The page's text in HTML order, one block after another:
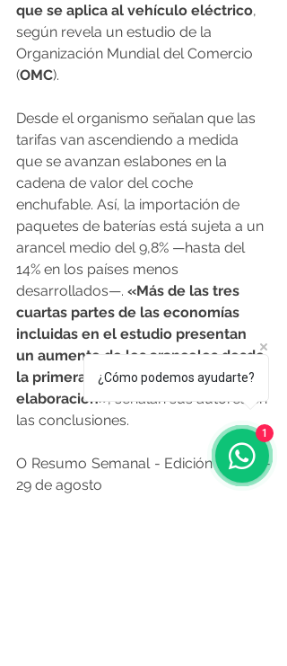
que se aplica al vehículo eléctrico,
según revela un estudio de la
Organización Mundial del Comercio
(OMC).
Desde el organismo señalan que las
tarifas van ascendiendo a medida
que se avanzan eslabones en la
cadena de valor del coche
enchufable. Así, la importación de
paquetes de baterías está sujeta a un
arancel medio del 9,8% —hasta del
14% en los países menos
desarrollados—. «Más de las tres
cuartas partes de las economías
incluidas en el estudio presentan
un aumento de los aranceles desde
la primera hasta la quinta etapa de
elaboración» , señalan sus autores en
las conclusiones.
O Resumo Semanal - Edición Nº 611 -
29 de agosto
¿Cómo podemos ayudarte?
1